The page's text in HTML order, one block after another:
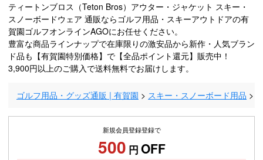
ティートンブロス（Teton Bros）アウター・ジャケット スキー・
スノーボードウェア 通販ならゴルフ用品・スキーアウトドアの有
賀園ゴルフオンラインAGOにお任せください。
豊富な商品ラインナップで在庫限りの激安品から新作・人気ブラン
ド品も【有賀園特別価格】で【全品ポイント還元】販売中！
3,900円以上のご購入で送料無料でお届けします。
ゴルフ用品・グッズ通販 | 有賀園 スキー・スノーボード用品
新規会員登録登録で
500 円 OFF